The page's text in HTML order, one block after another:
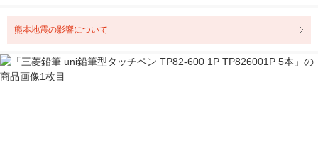
熊本地震の影響について